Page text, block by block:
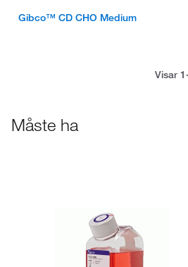
Gibco™ CD CHO Medium
Visar
Måste ha